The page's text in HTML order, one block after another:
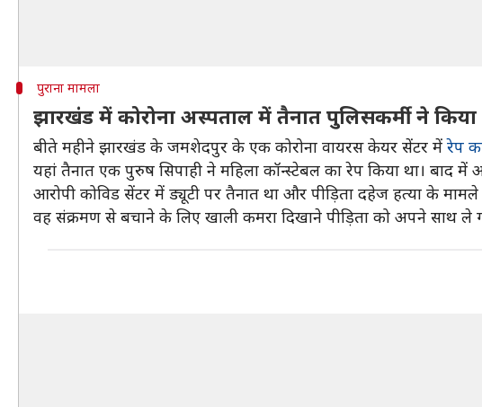
पुराना मामला
झारखंड में कोरोना अस्पताल में तैनात पुलिसकर्मी ने किया
बीते महीने झारखंड के जमशेदपुर के एक कोरोना वायरस केयर सेंटर मेंरेप
यहां तैनात एक पुरुष सिपाही ने महिला कॉन्स्टेबल का रेप किया था। बाद में
आरोपी कोविड सेंटर में ड्यूटी पर तैनात था और पीड़िता दहेज हत्या के मामले
वह संक्रमण से बचाने के लिए खाली कमरा दिखाने पीड़िता को अपने साथ ले